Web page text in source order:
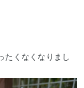
たくなくなりまし